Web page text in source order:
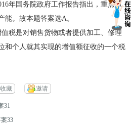
年国务院政府工作报告指出，重点抓
能。故本题答案选A。
税是对销售货物或者提供加工、修理
和个人就其实现的增值额征收的一个税
收藏 邀请
31
33